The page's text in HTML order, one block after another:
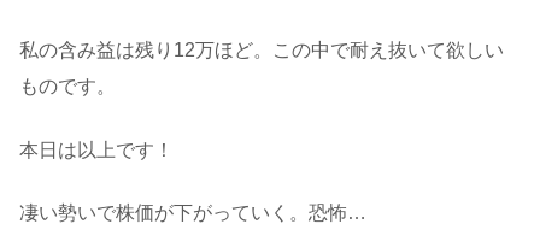
私の含み益は残り12万ほど。この中で耐え抜いて欲しい
ものです。
本日は以上です！
凄い勢いで株価が下がっていく。恐怖…